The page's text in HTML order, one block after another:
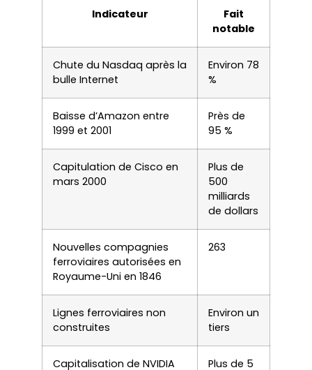
Indicateur
Fait
notable
Chute du Nasdaq après la
bulle Internet
Environ 78
%
Baisse d’Amazon entre
1999 et 2001
Près de
95 %
Capitulation de Cisco en
mars 2000
Plus de
500
milliards
de dollars
Nouvelles compagnies
ferroviaires autorisées en
Royaume-Uni en 1846
263
Lignes ferroviaires non
construites
Environ un
tiers
Capitalisation de NVIDIA
Plus de 5